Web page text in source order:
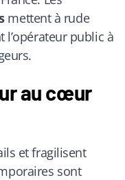
mettent à rude
public à
au cœur
et fragilisent
sont